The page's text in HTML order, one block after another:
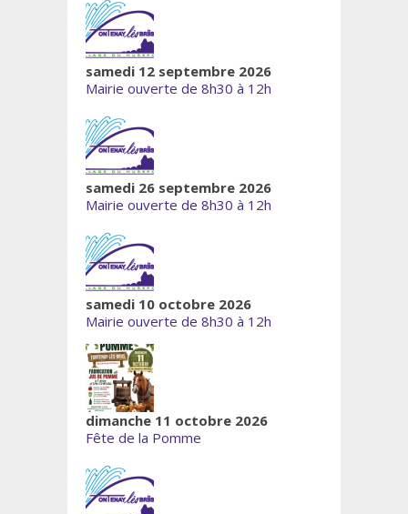
samedi 12 septembre 2026
Mairie ouverte de 8h30 à 12h
samedi 26 septembre 2026
Mairie ouverte de 8h30 à 12h
samedi 10 octobre 2026
Mairie ouverte de 8h30 à 12h
dimanche 11 octobre 2026
Fête de la Pomme